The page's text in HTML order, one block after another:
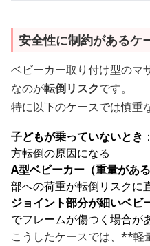
安全性に制約があるケ
ベビーカー取り付け型のマ
なのが転倒リスクです。
特に以下のケースでは慎重
子どもが乗っていないとき
方転倒の原因になる
A型ベビーカー（重量がある
部への荷重が転倒リスクに
ジョイント部分が細いベビ
でフレームが傷つく場合が
こうしたケースでは、**軽